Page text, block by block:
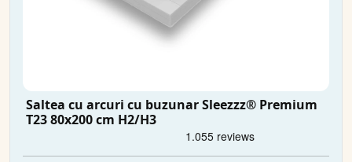
Saltea cu arcuri cu buzunar Sleezzz® Premium
T23 80x200 cm H2/H3